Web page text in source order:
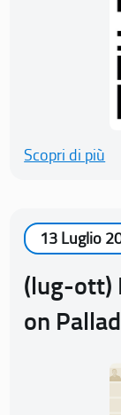
Scopri di più
13 Luglio
(lug-ott)
on